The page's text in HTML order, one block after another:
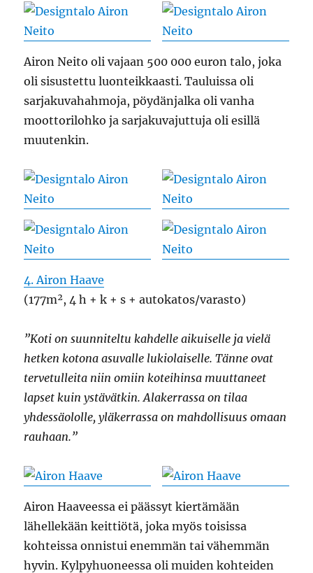
Airon Neito oli vajaan 500 000 euron talo, joka
oli sisustettu luonteikkaasti. Tauluissa oli
sarjakuvahahmoja, pöydänjalka oli vanha
moottorilohko ja sarjakuvajuttuja oli esillä
muutenkin.
4. Airon Haave
(177m², 4 h + k + s + autokatos/varasto)
”Koti on suunniteltu kahdelle aikuiselle ja vielä
hetken kotona asuvalle lukiolaiselle. Tänne ovat
tervetulleita niin omiin koteihinsa muuttaneet
lapset kuin ystävätkin. Alakerrassa on tilaa
yhdessäololle, yläkerrassa on mahdollisuus omaan
rauhaan.”
Airon Haaveessa ei päässyt kiertämään
lähellekään keittiötä, joka myös toisissa
kohteissa onnistui enemmän tai vähemmän
hyvin. Kylpyhuoneessa oli muiden kohteiden